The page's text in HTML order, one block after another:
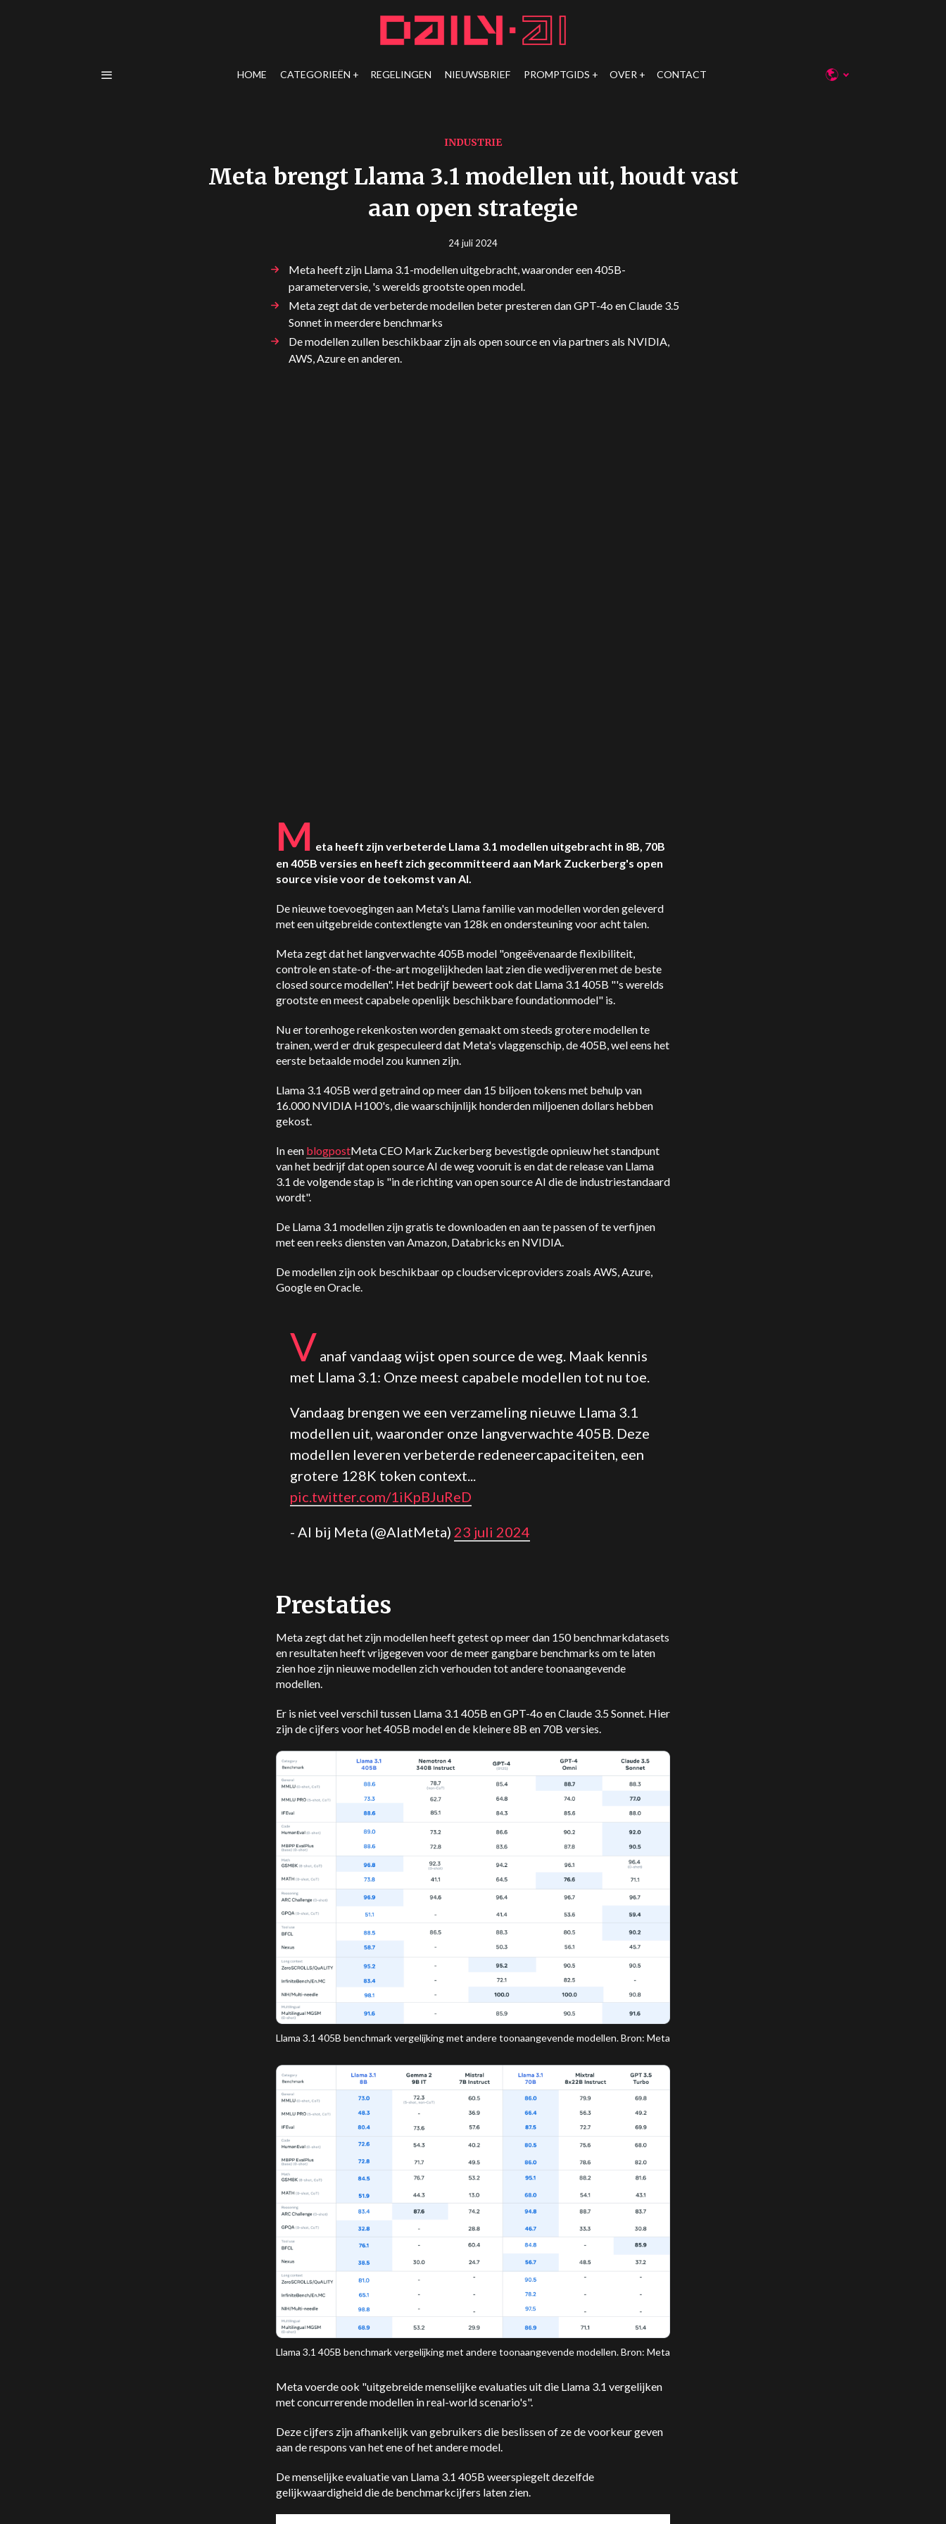
HOME CATEGORIEËN REGELINGEN NIEUWSBRIEF PROMPTGIDS OVER CONTACT
INDUSTRIE
Meta brengt Llama 3.1 modellen uit, houdt vast
aan open strategie
24 juli 2024
Meta heeft zijn Llama 3.1-modellen uitgebracht, waaronder een 405B-
parameterversie, 's werelds grootste open model.
Meta zegt dat de verbeterde modellen beter presteren dan GPT-4o en Claude 3.5
Sonnet in meerdere benchmarks
De modellen zullen beschikbaar zijn als open source en via partners als NVIDIA,
AWS, Azure en anderen.
M eta heeft zijn verbeterde Llama 3.1 modellen uitgebracht in 8B, 70B
en 405B versies en heeft zich gecommitteerd aan Mark Zuckerberg's open
source visie voor de toekomst van AI.
De nieuwe toevoegingen aan Meta's Llama familie van modellen worden geleverd
met een uitgebreide contextlengte van 128k en ondersteuning voor acht talen.
Meta zegt dat het langverwachte 405B model "ongeëvenaarde flexibiliteit,
controle en state-of-the-art mogelijkheden laat zien die wedijveren met de beste
closed source modellen". Het bedrijf beweert ook dat Llama 3.1 405B "'s werelds
grootste en meest capabele openlijk beschikbare foundationmodel" is.
Nu er torenhoge rekenkosten worden gemaakt om steeds grotere modellen te
trainen, werd er druk gespeculeerd dat Meta's vlaggenschip, de 405B, wel eens het
eerste betaalde model zou kunnen zijn.
Llama 3.1 405B werd getraind op meer dan 15 biljoen tokens met behulp van
16.000 NVIDIA H100's, die waarschijnlijk honderden miljoenen dollars hebben
gekost.
In een blogpostMeta CEO Mark Zuckerberg bevestigde opnieuw het standpunt
van het bedrijf dat open source AI de weg vooruit is en dat de release van Llama
3.1 de volgende stap is "in de richting van open source AI die de industriestandaard
wordt".
De Llama 3.1 modellen zijn gratis te downloaden en aan te passen of te verfijnen
met een reeks diensten van Amazon, Databricks en NVIDIA.
De modellen zijn ook beschikbaar op cloudserviceproviders zoals AWS, Azure,
Google en Oracle.
V anaf vandaag wijst open source de weg. Maak kennis
met Llama 3.1: Onze meest capabele modellen tot nu toe.
Vandaag brengen we een verzameling nieuwe Llama 3.1
modellen uit, waaronder onze langverwachte 405B. Deze
modellen leveren verbeterde redeneercapaciteiten, een
grotere 128K token context...
pic.twitter.com/1iKpBJuReD
- AI bij Meta (@AIatMeta) 23 juli 2024
Prestaties
Meta zegt dat het zijn modellen heeft getest op meer dan 150 benchmarkdatasets
en resultaten heeft vrijgegeven voor de meer gangbare benchmarks om te laten
zien hoe zijn nieuwe modellen zich verhouden tot andere toonaangevende
modellen.
Er is niet veel verschil tussen Llama 3.1 405B en GPT-4o en Claude 3.5 Sonnet. Hier
zijn de cijfers voor het 405B model en de kleinere 8B en 70B versies.
Llama 3.1 405B benchmark vergelijking met andere toonaangevende modellen. Bron: Meta
Llama 3.1 405B benchmark vergelijking met andere toonaangevende modellen. Bron: Meta
Meta voerde ook "uitgebreide menselijke evaluaties uit die Llama 3.1 vergelijken
met concurrerende modellen in real-world scenario's".
Deze cijfers zijn afhankelijk van gebruikers die beslissen of ze de voorkeur geven
aan de respons van het ene of het andere model.
De menselijke evaluatie van Llama 3.1 405B weerspiegelt dezelfde
gelijkwaardigheid die de benchmarkcijfers laten zien.